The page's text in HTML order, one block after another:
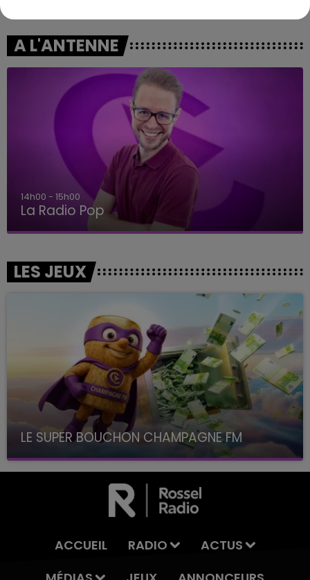
A L'ANTENNE
14h00 - 15h00
La Radio Pop
LES JEUX
LE SUPER BOUCHON CHAMPAGNE FM
avec La Famille Champagne FM, à 8H10
ACCUEIL RADIO
ACTUS